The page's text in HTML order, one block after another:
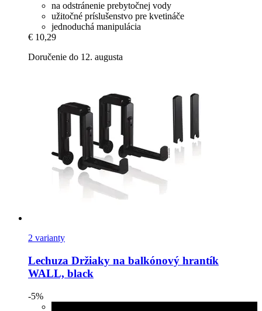
na odstránenie prebytočnej vody
užitočné príslušenstvo pre kvetináče
jednoduchá manipulácia
€ 10,29
Doručenie do 12. augusta
2 varianty
Lechuza Držiaky na balkónový hrantík
WALL, black
-5%